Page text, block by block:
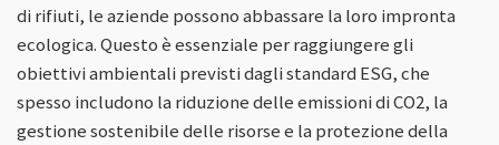
di rifiuti, le aziende possono abbassare la loro impronta
ecologica. Questo è essenziale per raggiungere gli
obiettivi ambientali previsti dagli standard ESG, che
spesso includono la riduzione delle emissioni di CO2, la
gestione sostenibile delle risorse e la protezione della